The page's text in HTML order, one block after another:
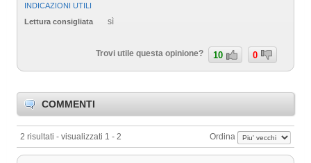
INDICAZIONI UTILI
Lettura consigliata
sì
Trovi utile questa opinione? 10 0
COMMENTI
2 risultati - visualizzati 1 - 2 Ordina